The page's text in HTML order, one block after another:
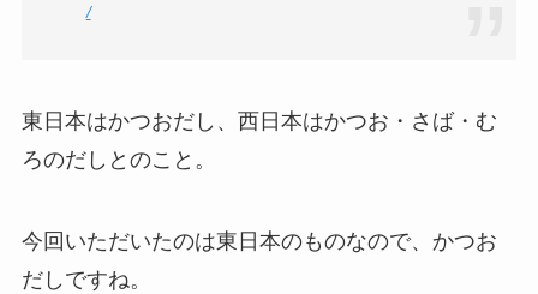
/
東日本はかつおだし、西日本はかつお・さば・む
ろのだしとのこと。
今回いただいたのは東日本のものなので、かつお
だしですね。